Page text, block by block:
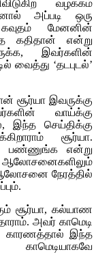
வழக்கம்
அப்படி ஒரு
மேனனின்
கதிதான் என்று
இவர்களின்
வைத்து ‘தடபுடல்’
சூர்யா இவருக்கு
வாய்க்கு
இந்த செய்திக்கு
சூர்யா.
பண்ணுங்க என்று
ஆலோசனைகளிலும்
ஆலோசனை நேரத்தில்
சூர்யா, கல்யாண
அவர் காமெடி
காரணத்தால் இந்த